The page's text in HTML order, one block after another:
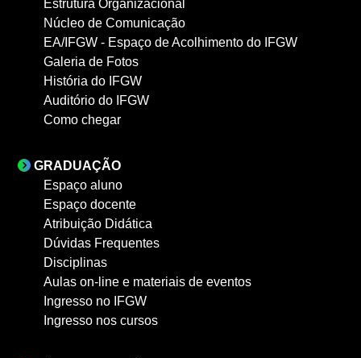
Estrutura Organizacional
Núcleo de Comunicação
EA/IFGW - Espaço de Acolhimento do IFGW
Galeria de Fotos
História do IFGW
Auditório do IFGW
Como chegar
GRADUAÇÃO
Espaço aluno
Espaço docente
Atribuição Didática
Dúvidas Frequentes
Disciplinas
Aulas on-line e materiais de eventos
Ingresso no IFGW
Ingresso nos cursos